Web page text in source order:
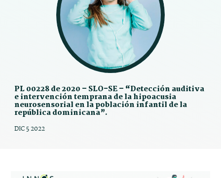
PL 00228 de 2020 – SLO-SE – “Detección auditiva
e intervención temprana de la hipoacusia
neurosensorial en la población infantil de la
república dominicana”.
DIC 5 2022